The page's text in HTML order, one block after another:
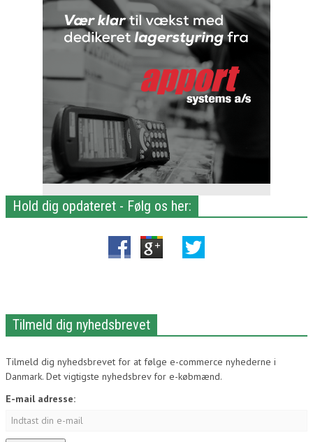
Hold dig opdateret - Følg os her:
Tilmeld dig nyhedsbrevet
Tilmeld dig nyhedsbrevet for at følge e-commerce nyhederne i
Danmark. Det vigtigste nyhedsbrev for e-købmænd.
E-mail adresse: